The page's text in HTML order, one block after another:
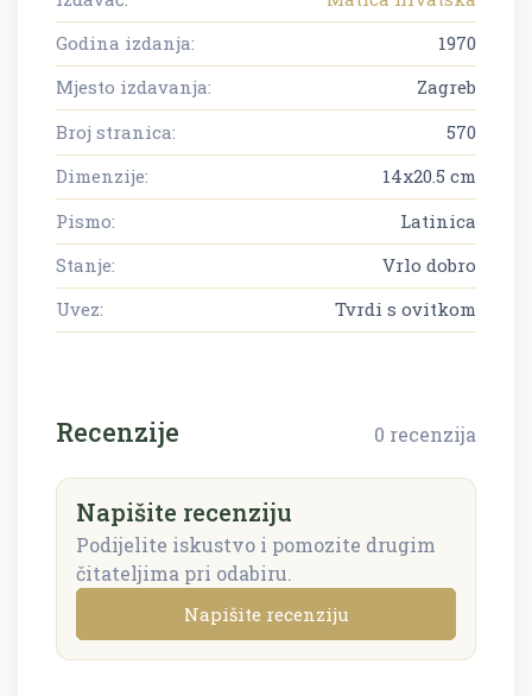
Godina izdanja:
1970
Mjesto izdavanja:
Zagreb
Broj stranica:
570
Dimenzije:
14x20.5 cm
Pismo:
Latinica
Stanje:
Vrlo dobro
Uvez:
Tvrdi s ovitkom
Recenzije 0 recenzija
Napišite recenziju
Podijelite iskustvo i pomozite drugim
čitateljima pri odabiru.
Napišite recenziju